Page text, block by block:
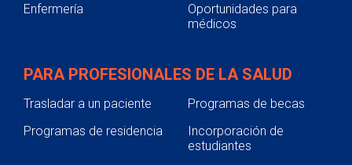
Enfermería
Oportunidades para
médicos
PARA PROFESIONALES DE LA SALUD
Trasladar a un paciente
Programas de becas
Programas de residencia
Incorporación de
estudiantes